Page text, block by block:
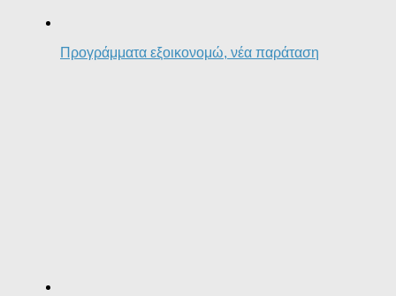
Προγράμματα εξοικονομώ, νέα παράταση